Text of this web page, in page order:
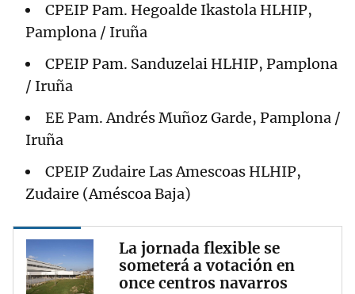
CPEIP Pam. Hegoalde Ikastola HLHIP,
Pamplona / Iruña
CPEIP Pam. Sanduzelai HLHIP, Pamplona
/ Iruña
EE Pam. Andrés Muñoz Garde, Pamplona /
Iruña
CPEIP Zudaire Las Amescoas HLHIP,
Zudaire (Améscoa Baja)
La jornada flexible se
someterá a votación en
once centros navarros